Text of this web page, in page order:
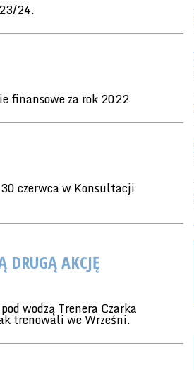
24.
finansowe za rok 2022
czerwca w Konsultacji
DRUGĄ AKCJĘ
wodzą Trenera Czarka
trenowali we Wrześni.